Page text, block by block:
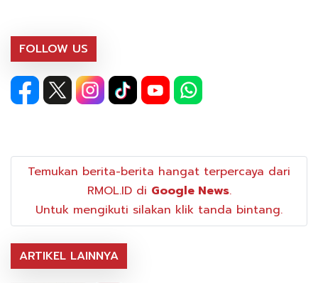
FOLLOW US
Temukan berita-berita hangat terpercaya dari
RMOL.ID di Google News.
Untuk mengikuti silakan klik tanda bintang.
ARTIKEL LAINNYA